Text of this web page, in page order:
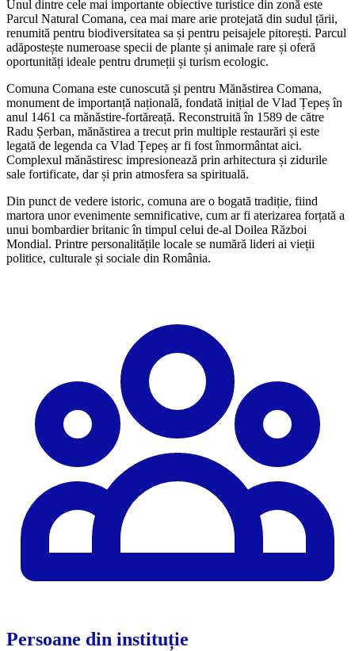
Unul dintre cele mai importante obiective turistice din zonă este
Parcul Natural Comana, cea mai mare arie protejată din sudul țării,
renumită pentru biodiversitatea sa și pentru peisajele pitorești. Parcul
adăpostește numeroase specii de plante și animale rare și oferă
oportunități ideale pentru drumeții și turism ecologic.
Comuna Comana este cunoscută și pentru Mănăstirea Comana,
monument de importanță națională, fondată inițial de Vlad Țepeș în
anul 1461 ca mănăstire-fortăreață. Reconstruită în 1589 de către
Radu Șerban, mănăstirea a trecut prin multiple restaurări și este
legată de legenda ca Vlad Țepeș ar fi fost înmormântat aici.
Complexul mănăstiresc impresionează prin arhitectura și zidurile
sale fortificate, dar și prin atmosfera sa spirituală.
Din punct de vedere istoric, comuna are o bogată tradiție, fiind
martora unor evenimente semnificative, cum ar fi aterizarea forțată a
unui bombardier britanic în timpul celui de-al Doilea Război
Mondial. Printre personalitățile locale se numără lideri ai vieții
politice, culturale și sociale din România.
Persoane din instituție